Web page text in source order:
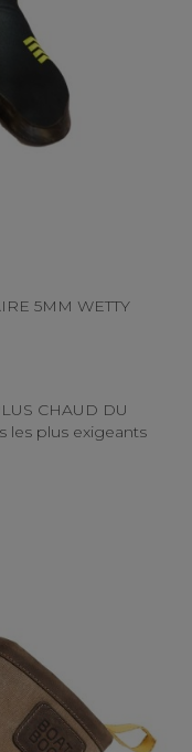
5MM WETTY
CHAUD DU
les plus exigeants